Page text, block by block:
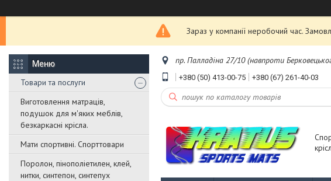
Зараз у компанії неробочий час.
Товари та послуги
Виготовлення матраців,
подушок для м'яких меблів,
безкаркасні крісла.
Мати спортивні. Спорттовари
Поролон, пінополіетилен, клей,
нитки, синтепон, синтепух
пр. Палладіна 27/10 (навпроти
+380 (50) 413-00-75 +380 (67) 261-40-03